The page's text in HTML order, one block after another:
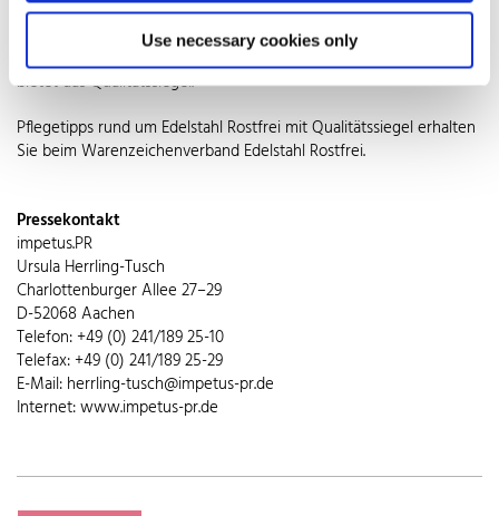
Use necessary cookies only
großen Haus oder draußen im Garten: gemütlichen Stunden vorm
Feuer steht nichts mehr im Weg. Sicherheit für
anwendungsbezogene richtige Materialwahl und Verarbeitung
bietet das Qualitätssiegel.
Pflegetipps rund um Edelstahl Rostfrei mit Qualitätssiegel erhalten
Sie beim Warenzeichenverband Edelstahl Rostfrei.
Pressekontakt
impetus.PR
Ursula Herrling-Tusch
Charlottenburger Allee 27–29
D-52068 Aachen
Telefon: +49 (0) 241/189 25-10
Telefax: +49 (0) 241/189 25-29
E-Mail: herrling-tusch@impetus-pr.de
Internet: www.impetus-pr.de